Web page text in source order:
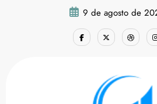
9 de agosto de